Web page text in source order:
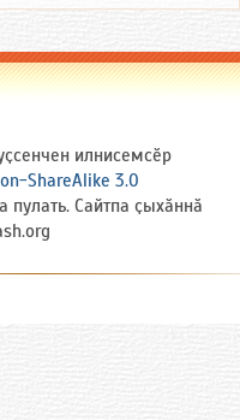
илнисемсӗр
ShareAlike 3.0
Сайтпа ҫыхӑннӑ